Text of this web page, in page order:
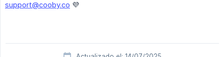
support@cooby.co 💜